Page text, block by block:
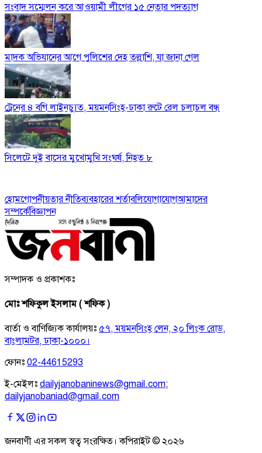
সংবাদ সম্মেলন করে আওয়ামী লীগের ১৫ নেতার পদত্যাগ
মাদক অভিযানের আগে পুলিশের দেহ তল্লাশি, যা জানা গেল
ট্রেনের ৪ বগি লাইনচ্যুত, ময়মনসিংহ-ঢাকা রুটে রেল চলাচল বন্ধ
সিলেটে দুই বাসের মুখোমুখি সংঘর্ষ, নিহত ৮
হোমগোপনীয়তার নীতিব্যবহারের শর্তাবলিযোগাযোগআমাদের
সম্পর্কেবিজ্ঞাপন
সম্পাদক ও প্রকাশকঃ
মোঃ শফিকুল ইসলাম ( শফিক )
বার্তা ও বাণিজ্যিক কার্যালয়ঃ ৫৭, ময়মনসিংহ লেন, ২০ লিংক রোড,
বাংলামটর, ঢাকা-১০০০।
ফোনঃ 02-44615293
ই-মেইলঃ dailyjanobaninews@gmail.com;
dailyjanobaniad@gmail.com
জনবাণী এর সকল স্বত্ব সংরক্ষিত। কপিরাইট © ২০২৬